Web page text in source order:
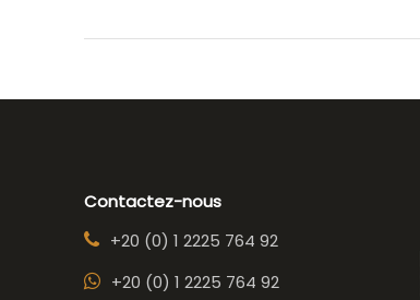
Contactez-nous
+20 (0) 1 2225 764 92
+20 (0) 1 2225 764 92